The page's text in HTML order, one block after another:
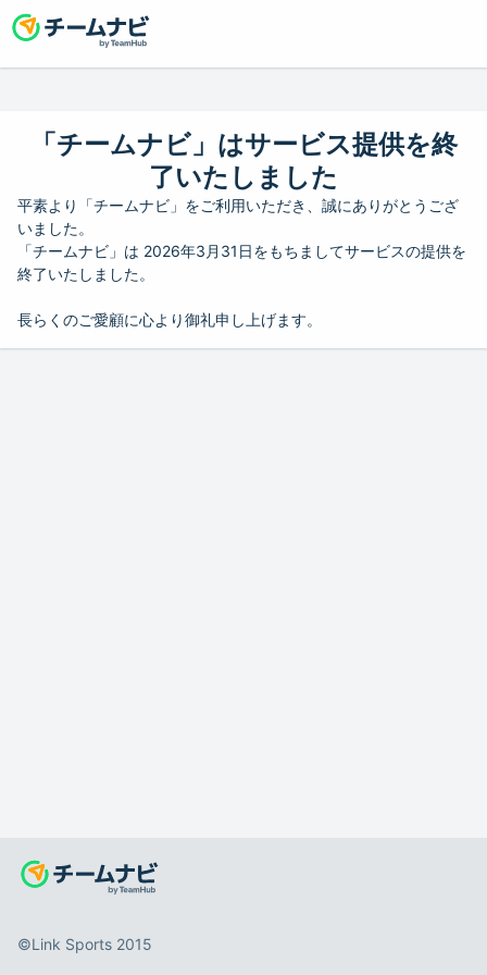
「チームナビ」はサービス提供を終
了いたしました
平素より「チームナビ」をご利用いただき、誠にありがとうござ
いました。
「チームナビ」は 2026年3月31日をもちましてサービスの提供を
終了いたしました。
長らくのご愛顧に心より御礼申し上げます。
©️Link Sports 2015